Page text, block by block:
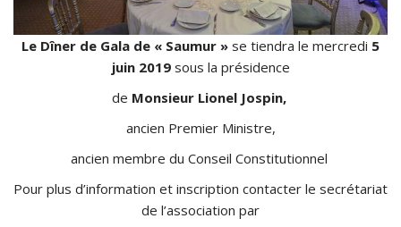
Le Dîner de Gala de « Saumur » se tiendra le mercredi 5
juin 2019sous la présidence
de Monsieur Lionel Jospin,
ancien Premier Ministre,
ancien membre du Conseil Constitutionnel
Pour plus d’information et inscription contacter le secrétariat
de l’association par